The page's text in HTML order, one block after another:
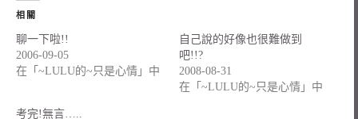
相關
聊一下啦!!
2006-09-05
在「~LULU的~只是心情」中
自己說的好像也很難做到
吧!!?
2008-08-31
在「~LULU的~只是心情」中
考完!無言…..